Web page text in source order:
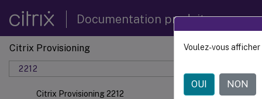
Documentation produit
Citrix Provisioning
2212
Citrix Provisioning 2212
Citrix
Voulez-vous
OUI NON